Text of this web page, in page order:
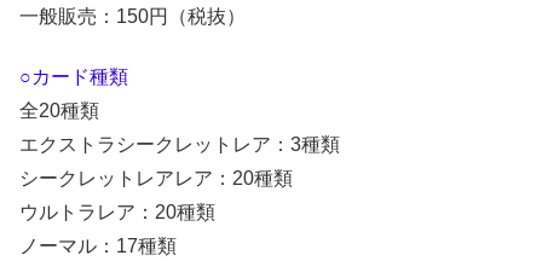
一般販売：150円（税抜）
○カード種類
全20種類
エクストラシークレットレア：3種類
シークレットレアレア：20種類
ウルトラレア：20種類
ノーマル：17種類